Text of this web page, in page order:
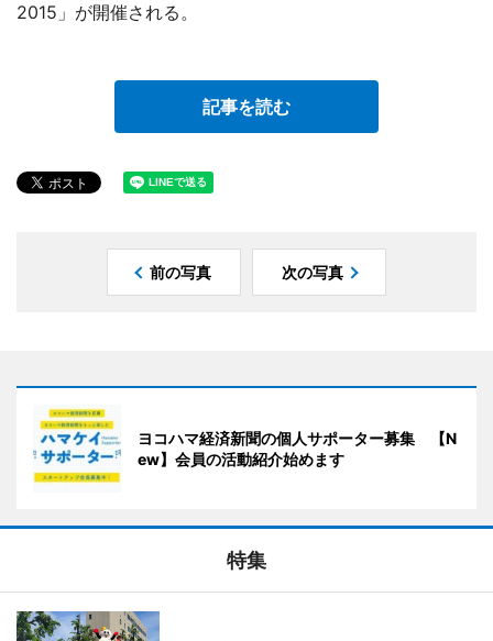
2015」が開催される。
記事を読む
前の写真 次の写真
ヨコハマ経済新聞の個人サポーター募集 【N
ew】会員の活動紹介始めます
特集